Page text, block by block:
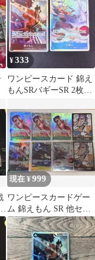
¥333
ワンピースカード 錦え
もんSRバギーSR 2枚
戦の刻
現在 ¥999
ワンピースカードゲー
ム 錦えもん SR 他セッ
ト